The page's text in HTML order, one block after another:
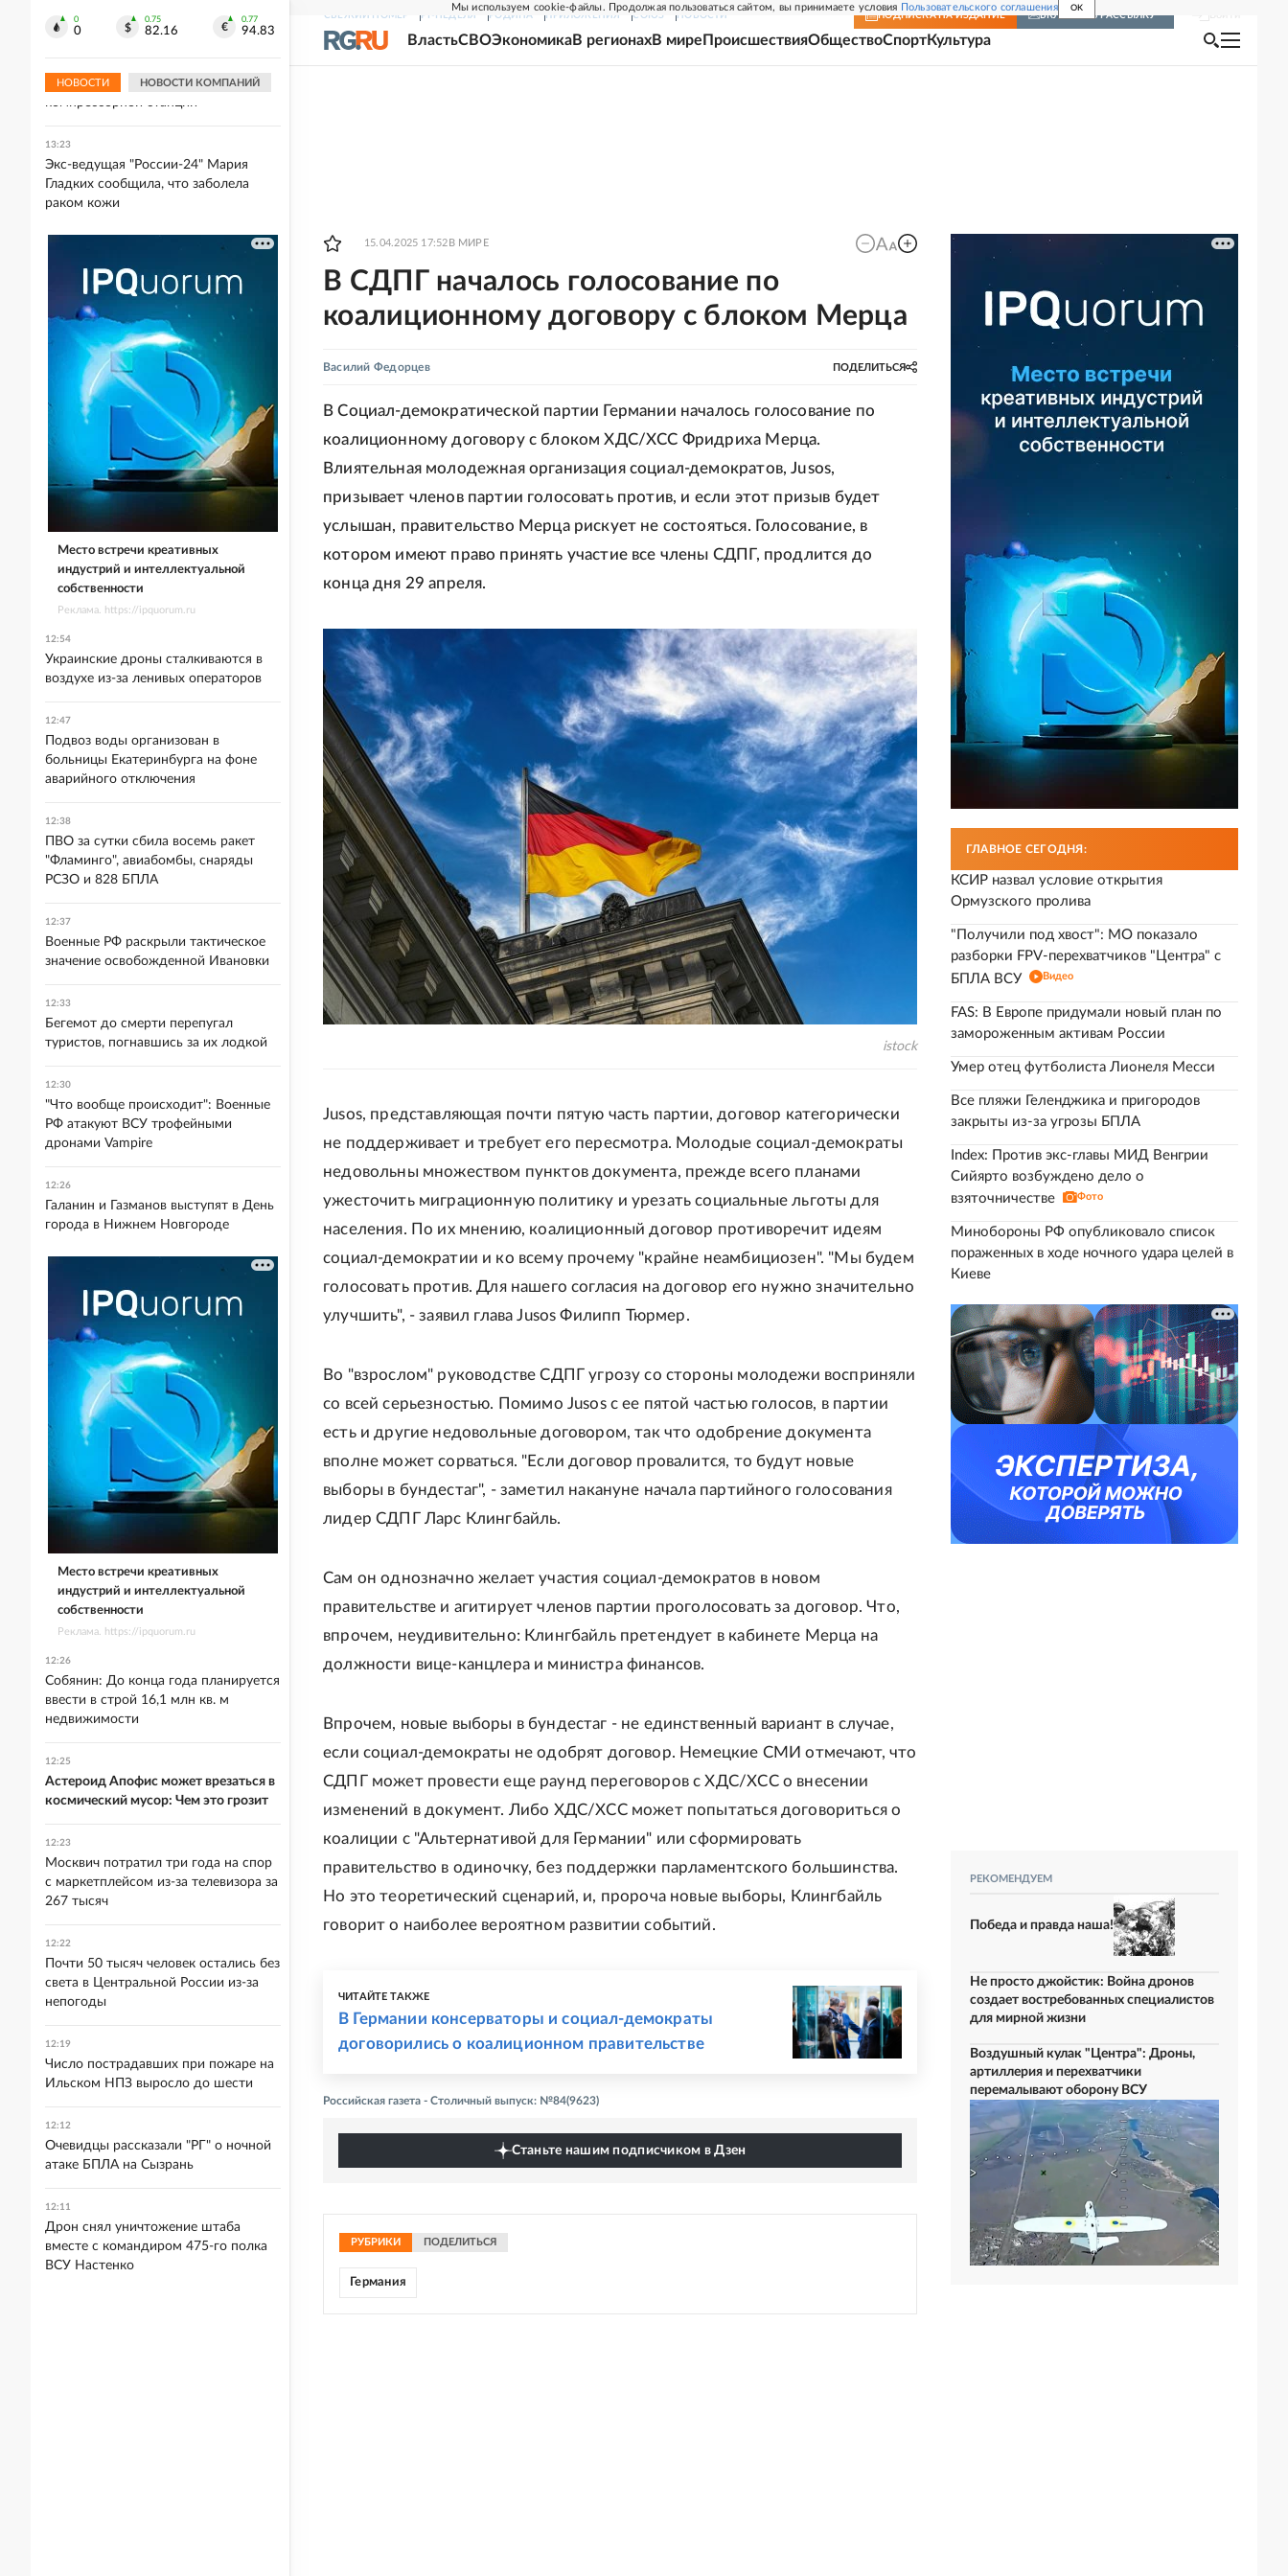
Мы используем cookie-файлы. Продолжая пользоваться сайтом, вы принимаете условия Пользовательского соглашения OK
СВЕЖИЙ НОМЕР РГ-НЕДЕЛЯ РОДИНА ПРИЛОЖЕНИЯ СОЮЗ НОВОСТИ ПОДПИСКА НА ИЗДАНИЕ ВКЛЮЧИТЬ РАССЫЛКУ
ВластьСВОЭкономикаВ регионахВ мире ПроисшествияОбществоСпортКультура
15.04.2025 17:52 В МИРЕ
В СДПГ началось голосование по
коалиционному договору с блоком Мерца
Василий Федорцев ПОДЕЛИТЬСЯ
В Социал-демократической партии Германии началось голосование по
коалиционному договору с блоком ХДС/ХСС Фридриха Мерца.
Влиятельная молодежная организация социал-демократов, Jusos,
призывает членов партии голосовать против, и если этот призыв будет
услышан, правительство Мерца рискует не состояться. Голосование, в
котором имеют право принять участие все члены СДПГ, продлится до
конца дня 29 апреля.
istock
Jusos, представляющая почти пятую часть партии, договор категорически
не поддерживает и требует его пересмотра. Молодые социал-демократы
недовольны множеством пунктов документа, прежде всего планами
ужесточить миграционную политику и урезать социальные льготы для
населения. По их мнению, коалиционный договор противоречит идеям
социал-демократии и ко всему прочему "крайне неамбициозен". "Мы будем
голосовать против. Для нашего согласия на договор его нужно значительно
улучшить", - заявил глава Jusos Филипп Тюрмер.
Во "взрослом" руководстве СДПГ угрозу со стороны молодежи восприняли
со всей серьезностью. Помимо Jusos с ее пятой частью голосов, в партии
есть и другие недовольные договором, так что одобрение документа
вполне может сорваться. "Если договор провалится, то будут новые
выборы в бундестаг", - заметил накануне начала партийного голосования
лидер СДПГ Ларс Клингбайль.
Сам он однозначно желает участия социал-демократов в новом
правительстве и агитирует членов партии проголосовать за договор. Что,
впрочем, неудивительно: Клингбайль претендует в кабинете Мерца на
должности вице-канцлера и министра финансов.
Впрочем, новые выборы в бундестаг - не единственный вариант в случае,
если социал-демократы не одобрят договор. Немецкие СМИ отмечают, что
СДПГ может провести еще раунд переговоров с ХДС/ХСС о внесении
изменений в документ. Либо ХДС/ХСС может попытаться договориться о
коалиции с "Альтернативой для Германии" или сформировать
правительство в одиночку, без поддержки парламентского большинства.
Но это теоретический сценарий, и, пророча новые выборы, Клингбайль
говорит о наиболее вероятном развитии событий.
ЧИТАЙТЕ ТАКЖЕ
В Германии консерваторы и социал-демократы
договорились о коалиционном правительстве
Российская газета - Столичный выпуск: №84(9623)
Станьте нашим подписчиком в Дзен
РУБРИКИ ПОДЕЛИТЬСЯ
Германия
ГЛАВНОЕ СЕГОДНЯ:
КСИР назвал условие открытия
Ормузского пролива
"Получили под хвост": МО показало
разборки FPV-перехватчиков "Центра" с
БПЛА ВСУ
Видео
FAS: В Европе придумали новый план по
замороженным активам России
Умер отец футболиста Лионеля Месси
Все пляжи Геленджика и пригородов
закрыты из-за угрозы БПЛА
Index: Против экс-главы МИД Венгрии
Сийярто возбуждено дело о
взяточничестве
Фото
Минобороны РФ опубликовало список
пораженных в ходе ночного удара целей в
Киеве
РЕКОМЕНДУЕМ
Победа и правда наша!
Не просто джойстик: Война дронов
создает востребованных специалистов
для мирной жизни
Воздушный кулак "Центра": Дроны,
артиллерия и перехватчики
перемалывают оборону ВСУ
0
0
0.75
82.16
0.77
94.83
НОВОСТИ НОВОСТИ КОМПАНИЙ
Болгарию и взорвался недалеко от
компрессорной станции
13:23
Экс-ведущая "России-24" Мария
Гладких сообщила, что заболела
раком кожи
Место встречи креативных
индустрий и интеллектуальной
собственности
Реклама. https://ipquorum.ru
12:54
Украинские дроны сталкиваются в
воздухе из-за ленивых операторов
12:47
Подвоз воды организован в
больницы Екатеринбурга на фоне
аварийного отключения
12:38
ПВО за сутки сбила восемь ракет
"Фламинго", авиабомбы, снаряды
РСЗО и 828 БПЛА
12:37
Военные РФ раскрыли тактическое
значение освобожденной Ивановки
12:33
Бегемот до смерти перепугал
туристов, погнавшись за их лодкой
12:30
"Что вообще происходит": Военные
РФ атакуют ВСУ трофейными
дронами Vampire
12:26
Галанин и Газманов выступят в День
города в Нижнем Новгороде
Место встречи креативных
индустрий и интеллектуальной
собственности
Реклама. https://ipquorum.ru
12:26
Собянин: До конца года планируется
ввести в строй 16,1 млн кв. м
недвижимости
12:25
Астероид Апофис может врезаться в
космический мусор: Чем это грозит
12:23
Москвич потратил три года на спор
с маркетплейсом из-за телевизора за
267 тысяч
12:22
Почти 50 тысяч человек остались без
света в Центральной России из-за
непогоды
12:19
Число пострадавших при пожаре на
Ильском НПЗ выросло до шести
12:12
Очевидцы рассказали "РГ" о ночной
атаке БПЛА на Сызрань
12:11
Дрон снял уничтожение штаба
вместе с командиром 475-го полка
ВСУ Настенко